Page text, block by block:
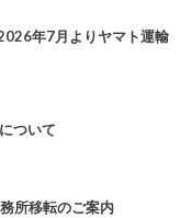
年7月よりヤマト運輸
ついて
所移転のご案内